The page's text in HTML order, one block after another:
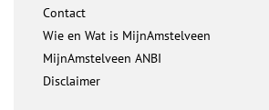
Contact
Wie en Wat is MijnAmstelveen
MijnAmstelveen ANBI
Disclaimer